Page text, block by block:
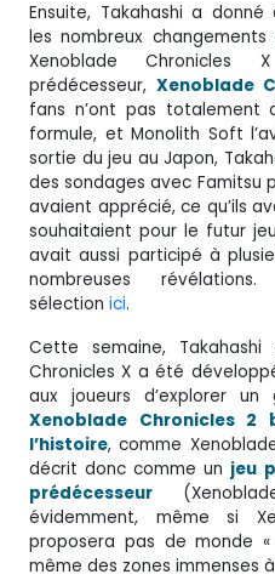
Ensuite, Takahashi a
les nombreux
Xenoblade
prédécesseur,Xenoblade
fans n’ont pas totalement
formule, et Monolith Soft
sortie du jeu au Japon,
des sondages avec Famitsu
avaient apprécié, ce qu’ils
souhaitaient pour le futur
avait aussi participé à
nombreuses
sélection ici.
Cette semaine,
Chronicles X a été
aux joueurs d’explorer
Xenoblade Chronicles
l’histoire, comme
décrit donc comme un jeu
prédécesseur
évidemment, même si
proposera pas de monde
même des zones immenses